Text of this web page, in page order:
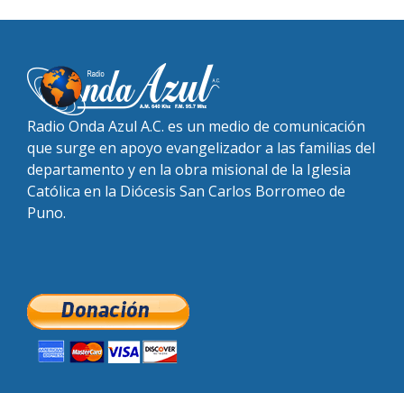
Radio Onda Azul A.C. es un medio de comunicación
que surge en apoyo evangelizador a las familias del
departamento y en la obra misional de la Iglesia
Católica en la Diócesis San Carlos Borromeo de
Puno.